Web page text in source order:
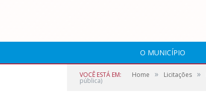
O MUNICÍPIO
VOCÊ ESTÁ EM: Home » Licitações »
pública)